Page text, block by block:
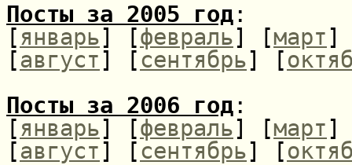
Посты за 2005 год :
[январь] [февраль] [март]
[август] [сентябрь] [
Посты за 2006 год :
[январь] [февраль] [март]
[август] [сентябрь] [